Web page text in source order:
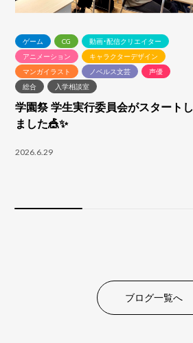
ゲーム CG
動画・配信クリエイター
アニメーション
キャラクターデザイン
マンガイラスト
ノベルス文芸
声優
総合
入学相談室
学園祭 学生実行委員会がスタートし
ました🎪✨
2026.6.29
ブログ一覧へ